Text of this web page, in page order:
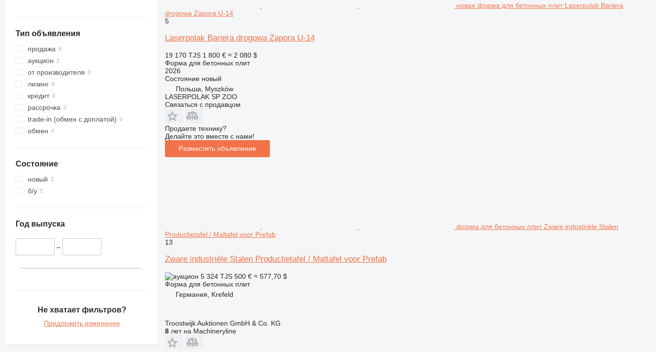
Тип объявления
продажа
аукцион
от производителя
лизинг
кредит
рассрочка
trade-in (обмен с доплатой)
обмен
Состояние
новый
б/у
Год выпуска
–
Не хватает фильтров?
Предложить изменение
новая форма для бетонных плит Laserpolak Bariera
drogowa Zapora U-14
5
Laserpolak Bariera drogowa Zapora U-14
19 170 TJS 1 800 € ≈ 2 080 $
Форма для бетонных плит
2026
Состояниеновый
Польша, Myszków
LASERPOLAK SP ZOO
Связаться с продавцом
Продаете технику?
Делайте это вместе с нами!
Разместить объявление
форма для бетонных плит Zware industriële Stalen
Productietafel / Maltafel voor Prefab
13
Zware industriële Stalen Productietafel / Maltafel voor Prefab
5 324 TJS 500 € ≈ 577,70 $
Форма для бетонных плит
Германия, Krefeld
Troostwijk Auktionen GmbH & Co. KG
8лет на Machineryline